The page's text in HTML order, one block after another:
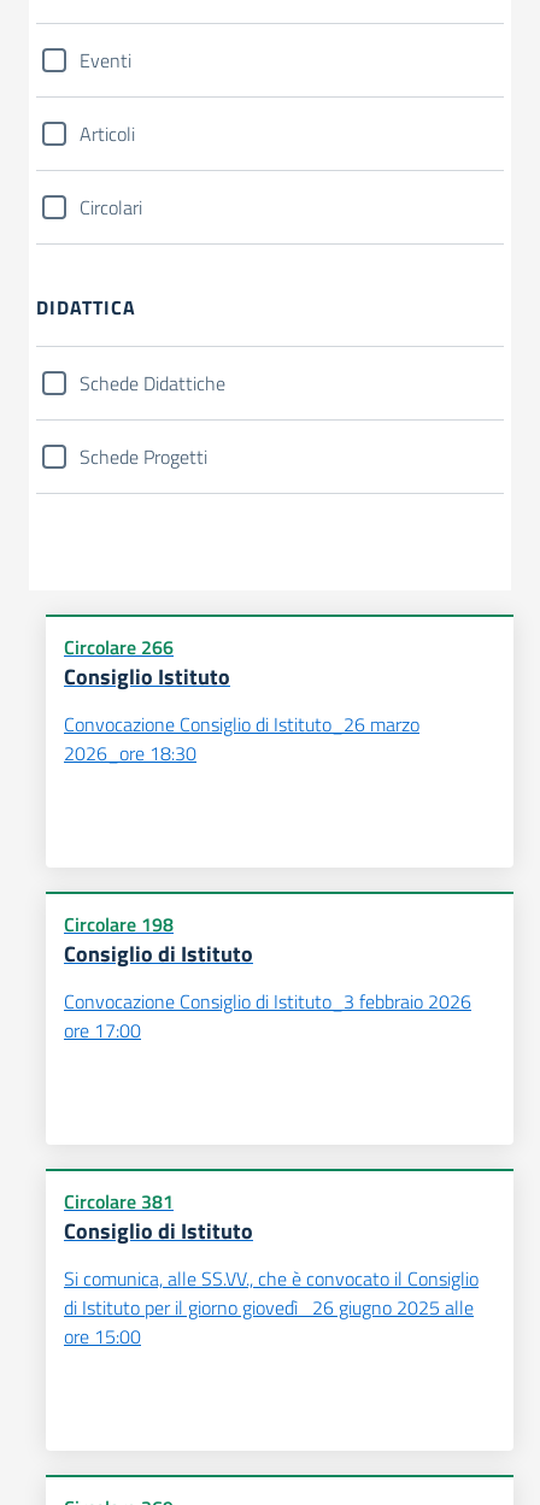
Eventi
Articoli
Circolari
DIDATTICA
Schede Didattiche
Schede Progetti
Circolare 266
Consiglio Istituto
Convocazione Consiglio di Istituto_26 marzo
2026_ore 18:30
Circolare 198
Consiglio di Istituto
Convocazione Consiglio di Istituto_3 febbraio 2026
ore 17:00
Circolare 381
Consiglio di Istituto
Si comunica, alle SS.VV., che è convocato il Consiglio
di Istituto per il giorno giovedì 26 giugno 2025 alle
ore 15:00